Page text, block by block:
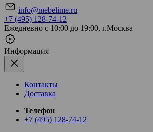
info@mebelime.ru
+7 (495) 128-74-12
Ежедневно с 10:00 до 19:00, г.Москва
Информация
Контакты
Доставка
Телефон
+7 (495) 128-74-12